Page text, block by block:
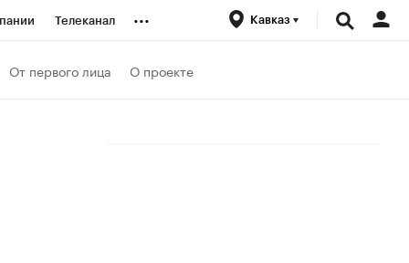
Телеканал ... Кавказ
От первого лица О проекте